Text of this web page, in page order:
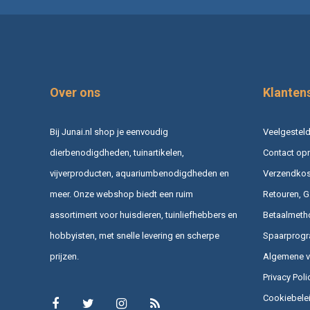
Over ons
Bij Junai.nl shop je eenvoudig
dierbenodigdheden, tuinartikelen,
vijverproducten, aquariumbenodigdheden en
meer. Onze webshop biedt een ruim
assortiment voor huisdieren, tuinliefhebbers en
hobbyisten, met snelle levering en scherpe
prijzen.
Contact
Retouren,
Algemene
Privacy